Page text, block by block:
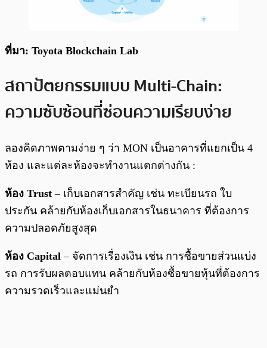
ที่มา: Toyota Blockchain Lab
สถาปัตยกรรมแบบ Multi-Chain:
ความซับซ้อนที่ซ่อนความเรียบง่าย
ลองคิดภาพตามง่าย ๆ ว่า MON เป็นอาคารที่แยกเป็น 4
ห้อง และแต่ละห้องจะทำงานแตกต่างกัน :
ห้อง Trust – เก็บเอกสารสำคัญ เช่น ทะเบียนรถ ใบ
ประกัน คล้ายกับห้องเก็บเอกสารในธนาคาร ที่ต้องการ
ความปลอดภัยสูงสุด
ห้อง Capital – จัดการเรื่องเงิน เช่น การซื้อขายส่วนแบ่ง
รถ การรับผลตอบแทน คล้ายกับห้องซื้อขายหุ้นที่ต้องการ
ความรวดเร็วและแม่นยำ